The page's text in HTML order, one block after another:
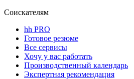
Соискателям
hh PRO
Готовое резюме
Все сервисы
Хочу у вас работать
Производственный календарь
Экспертная рекомендация